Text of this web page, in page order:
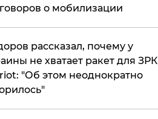
о мобилизации
рассказал, почему у
не хватает ракет для ЗРК
"Об этом неоднократно